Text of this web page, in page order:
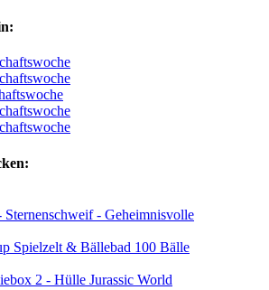
- Geheimnisvolle
Spielzelt & Bällebad 100 Bälle
2 - Hülle Jurassic World